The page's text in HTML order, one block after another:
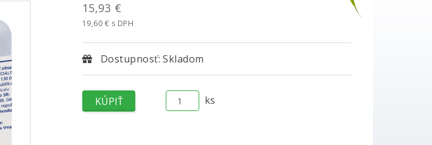
15,93 €
19,60 € s DPH
Dostupnosť: Skladom
ks